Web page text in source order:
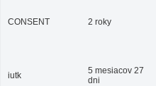
CONSENT 2 roky
iutk
5 mesiacov 27
dni